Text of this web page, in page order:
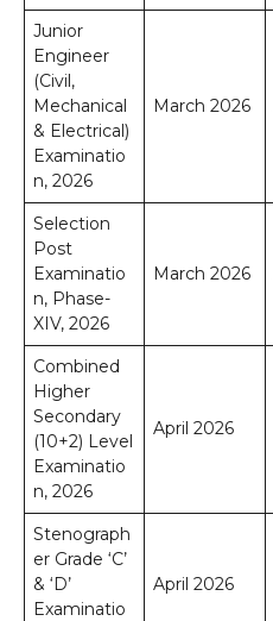
Junior
Engineer
(Civil,
Mechanical
& Electrical)
Examinatio
n, 2026
March 2026
Selection
Post
Examinatio
n, Phase-
XIV, 2026
March 2026
Combined
Higher
Secondary
(10+2) Level
Examinatio
n, 2026
April 2026
Stenograph
er Grade ‘C’
& ‘D’
Examinatio
April 2026